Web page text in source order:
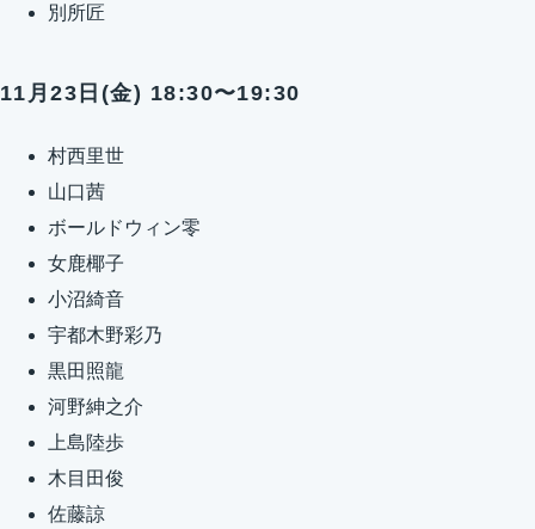
別所匠
11月23日(金) 18:30〜19:30
村西里世
山口茜
ボールドウィン零
女鹿椰子
小沼綺音
宇都木野彩乃
黒田照龍
河野紳之介
上島陸歩
木目田俊
佐藤諒